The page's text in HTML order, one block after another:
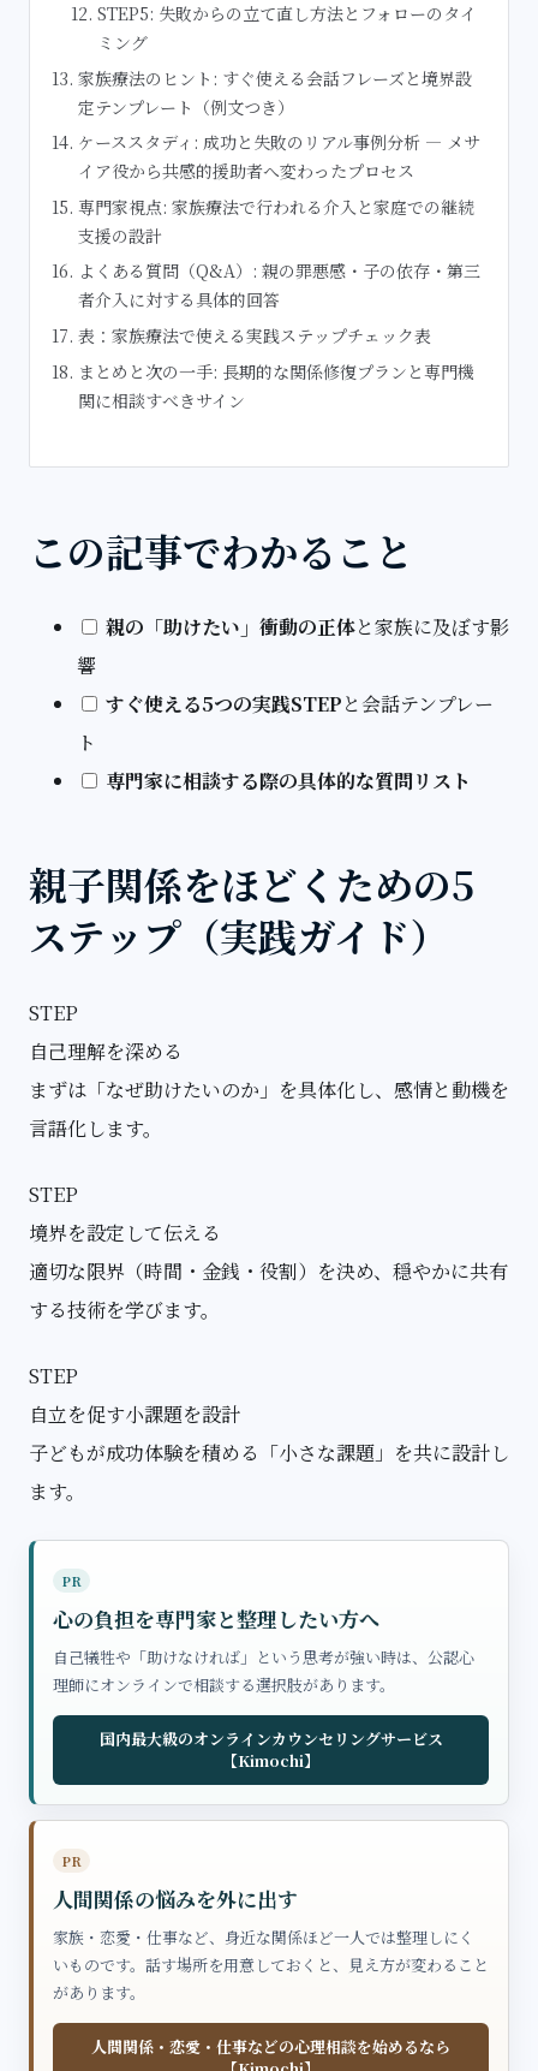
STEP5: 失敗からの立て直し方法とフォローのタイ
ミング
家族療法のヒント: すぐ使える会話フレーズと境界設
定テンプレート（例文つき）
ケーススタディ: 成功と失敗のリアル事例分析 — メサ
イア役から共感的援助者へ変わったプロセス
専門家視点: 家族療法で行われる介入と家庭での継続
支援の設計
よくある質問（Q&A）: 親の罪悪感・子の依存・第三
者介入に対する具体的回答
表：家族療法で使える実践ステップチェック表
まとめと次の一手: 長期的な関係修復プランと専門機
関に相談すべきサイン
この記事でわかること
親の「助けたい」衝動の正体と家族に及ぼす影
響
すぐ使える5つの実践STEPと会話テンプレー
ト
専門家に相談する際の具体的な質問リスト
親子関係をほどくための5
ステップ（実践ガイド）
STEP
自己理解を深める
まずは「なぜ助けたいのか」を具体化し、感情と動機を
言語化します。
STEP
境界を設定して伝える
適切な限界（時間・金銭・役割）を決め、穏やかに共有
する技術を学びます。
STEP
自立を促す小課題を設計
子どもが成功体験を積める「小さな課題」を共に設計し
ます。
PR
心の負担を専門家と整理したい方へ
自己犠牲や「助けなければ」という思考が強い時は、公認心
理師にオンラインで相談する選択肢があります。
国内最大級のオンラインカウンセリングサービス
【Kimochi】
PR
人間関係の悩みを外に出す
家族・恋愛・仕事など、身近な関係ほど一人では整理しにく
いものです。話す場所を用意しておくと、見え方が変わること
があります。
人間関係・恋愛・仕事などの心理相談を始めるなら